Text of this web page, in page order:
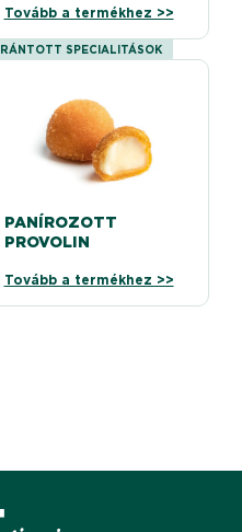
Tovább a termékhez >>
RÁNTOTT SPECIALITÁSOK
PANÍROZOTT
PROVOLIN
Tovább a termékhez >>